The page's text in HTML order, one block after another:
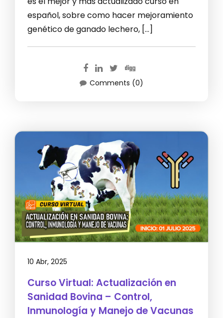
español, sobre como hacer mejoramiento
genético de ganado lechero, […]
Comments (0)
10 Abr, 2025
Curso Virtual: Actualización en
Sanidad Bovina – Control,
Inmunología y Manejo de Vacunas